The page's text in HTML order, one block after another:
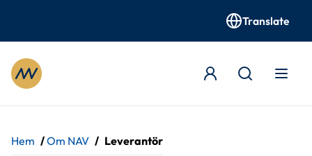
Translate
Hem /Om NAV / Leverantör